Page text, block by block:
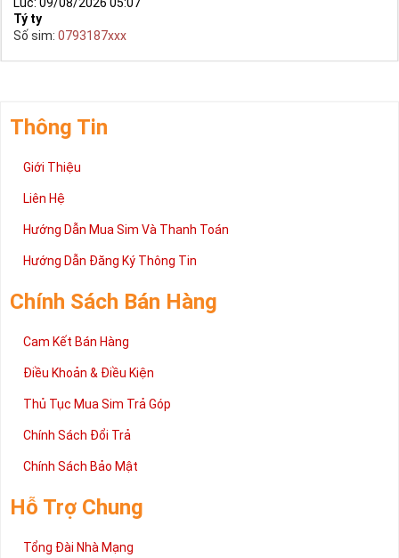
Tý ty
Số sim: 0793187xxx
Thông Tin
Giới Thiệu
Liên Hệ
Hướng Dẫn Mua Sim Và Thanh Toán
Hướng Dẫn Đăng Ký Thông Tin
Chính Sách Bán Hàng
Cam Kết Bán Hàng
Điều Khoản & Điều Kiện
Thủ Tục Mua Sim Trả Góp
Chính Sách Đổi Trả
Chính Sách Bảo Mật
Hỗ Trợ Chung
Tổng Đài Nhà Mạng